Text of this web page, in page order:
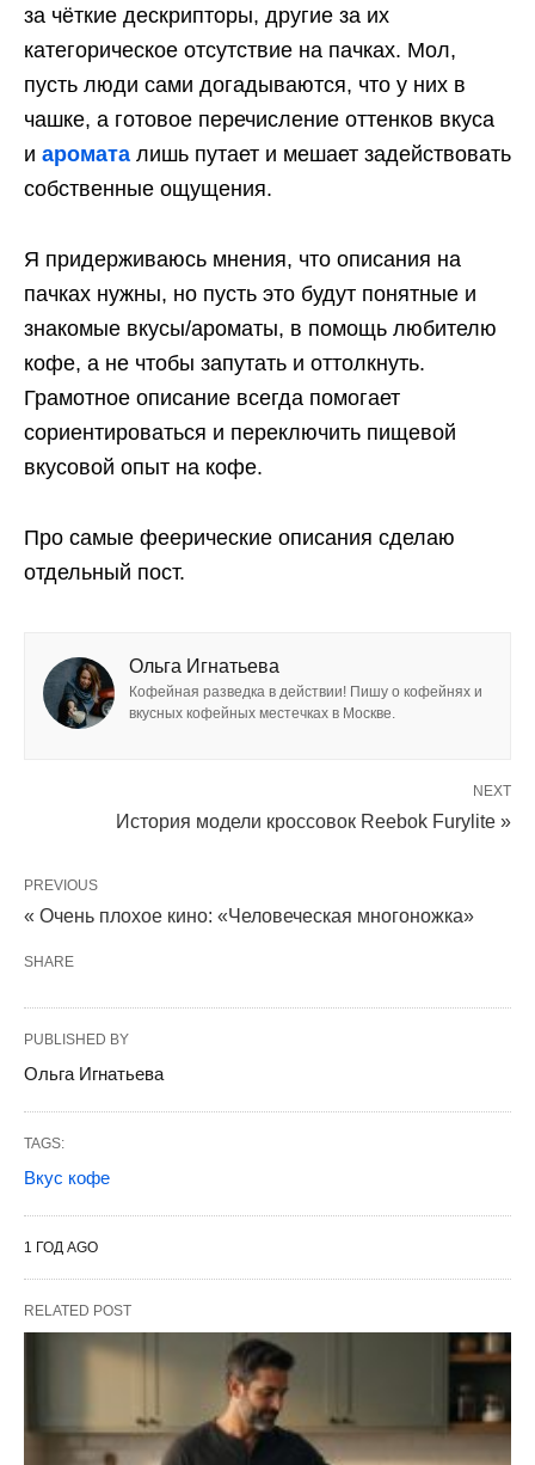
за чёткие дескрипторы, другие за их
категорическое отсутствие на пачках. Мол,
пусть люди сами догадываются, что у них в
чашке, а готовое перечисление оттенков вкуса
и аромата лишь путает и мешает задействовать
собственные ощущения.
Я придерживаюсь мнения, что описания на
пачках нужны, но пусть это будут понятные и
знакомые вкусы/ароматы, в помощь любителю
кофе, а не чтобы запутать и оттолкнуть.
Грамотное описание всегда помогает
сориентироваться и переключить пищевой
вкусовой опыт на кофе.
Про самые феерические описания сделаю
отдельный пост.
Ольга Игнатьева
Кофейная разведка в действии! Пишу о кофейнях и
вкусных кофейных местечках в Москве.
NEXT
История модели кроссовок Reebok Furylite »
PREVIOUS
« Очень плохое кино: «Человеческая многоножка»
SHARE
PUBLISHED BY
Ольга Игнатьева
TAGS:
Вкус кофе
1 ГОД AGO
RELATED POST